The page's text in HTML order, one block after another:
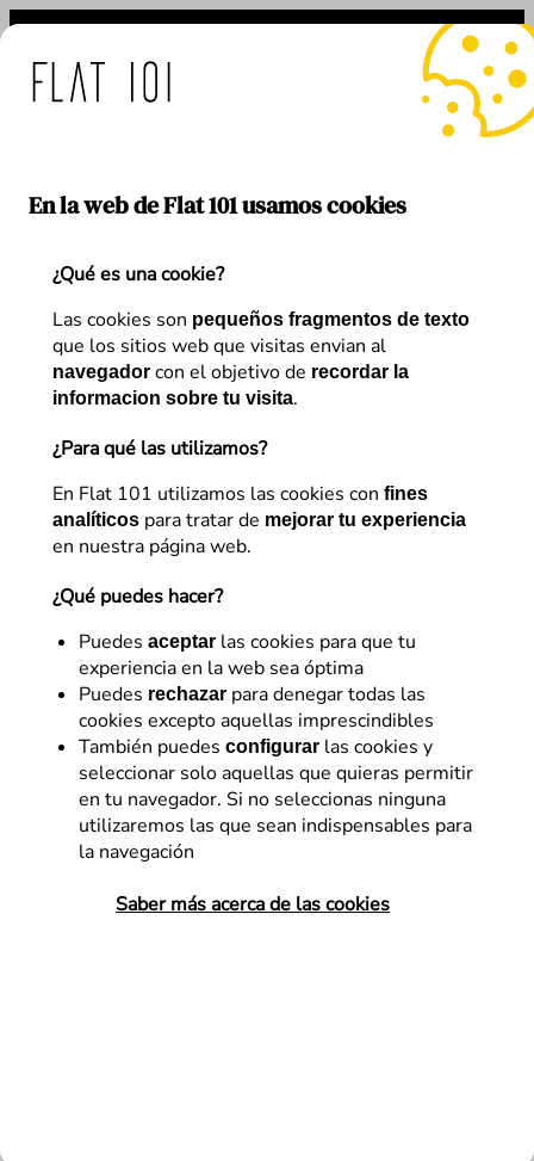
En la web de Flat 101 usamos cookies
¿Qué es una cookie?
Las cookies son pequeños fragmentos de texto
que los sitios web que visitas envian al
navegador con el objetivo de recordar la
informacion sobre tu visita.
¿Para qué las utilizamos?
En Flat 101 utilizamos las cookies con fines
analíticos para tratar de mejorar tu experiencia
en nuestra página web.
¿Qué puedes hacer?
Puedes aceptar las cookies para que tu
experiencia en la web sea óptima
Puedes rechazar para denegar todas las
cookies excepto aquellas imprescindibles
También puedes configurar las cookies y
seleccionar solo aquellas que quieras permitir
en tu navegador. Si no seleccionas ninguna
utilizaremos las que sean indispensables para
la navegación
Saber más acerca de las cookies
Saltar
contenido
Etiqueta:Scrum Master
Business strategy
Retrospectivas, herramienta
clave para la mejora
continua en proyectos
¿Sabes cómo organizar retrospectivas